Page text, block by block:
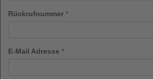
Rückrufnummer *
E-Mail Adresse *